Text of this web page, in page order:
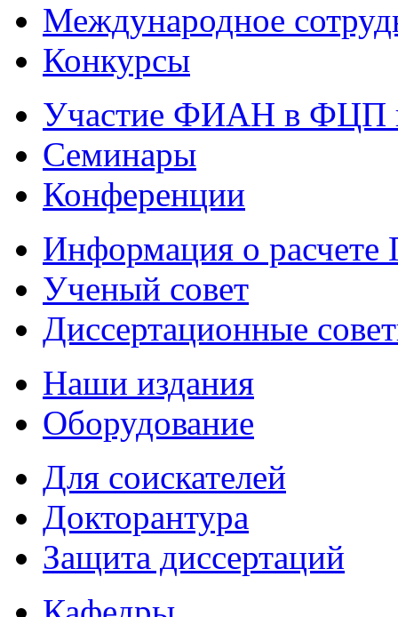
Международное
Конкурсы
Участие ФИАН в ФЦП
Семинары
Конференции
Информация о
Ученый совет
Диссертационные
Наши издания
Оборудование
Для соискателей
Докторантура
Защита диссертаций